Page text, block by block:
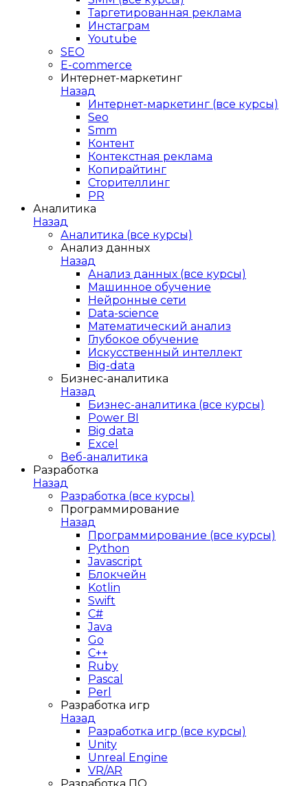
Таргетированная реклама
Инстаграм
Youtube
SEO
E-сommerce
Интернет-маркетинг
Назад
Интернет-маркетинг (все курсы)
Seo
Smm
Контент
Контекстная реклама
Копирайтинг
Сторителлинг
PR
Аналитика
Назад
Аналитика (все курсы)
Анализ данных
Назад
Анализ данных (все курсы)
Машинное обучение
Нейронные сети
Data-science
Математический анализ
Глубокое обучение
Искусственный интеллект
Big-data
Бизнес-аналитика
Назад
Бизнес-аналитика (все курсы)
Power BI
Big data
Excel
Веб-аналитика
Разработка
Назад
Разработка (все курсы)
Программирование
Назад
Программирование (все курсы)
Python
Javascript
Блокчейн
Kotlin
Swift
C#
Java
Go
C++
Ruby
Pascal
Perl
Разработка игр
Назад
Разработка игр (все курсы)
Unity
Unreal Engine
VR/AR